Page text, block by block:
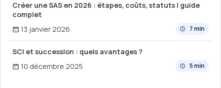
Créer une SAS en 2026 : étapes, coûts, statuts | guide
complet
7 min
13 janvier 2026
SCI et succession : quels avantages ?
5 min
10 décembre 2025